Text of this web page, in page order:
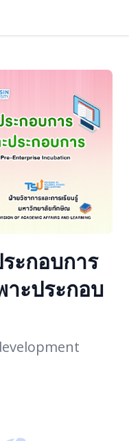
ะกอบการ
าะประกอบ